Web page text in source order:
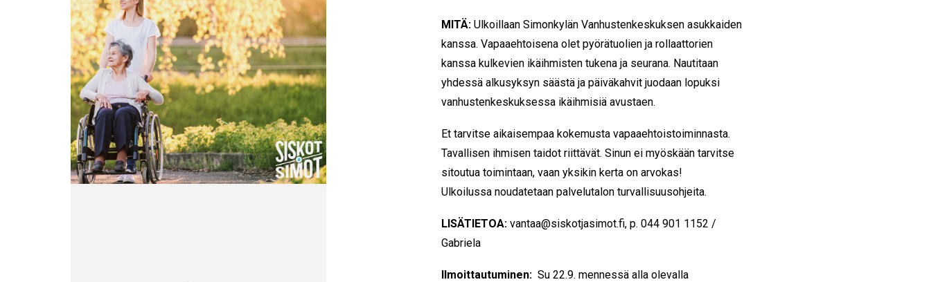
MITÄ: Ulkoillaan Simonkylän Vanhustenkeskuksen asukkaiden
kanssa. Vapaaehtoisena olet pyörätuolien ja rollaattorien
kanssa kulkevien ikäihmisten tukena ja seurana. Nautitaan
yhdessä alkusyksyn säästä ja päiväkahvit juodaan lopuksi
vanhustenkeskuksessa ikäihmisiä avustaen.
Et tarvitse aikaisempaa kokemusta vapaaehtoistoiminnasta.
Tavallisen ihmisen taidot riittävät. Sinun ei myöskään tarvitse
sitoutua toimintaan, vaan yksikin kerta on arvokas!
Ulkoilussa noudatetaan palvelutalon turvallisuusohjeita.
LISÄTIETOA: vantaa@siskotjasimot.fi, p. 044 901 1152 /
Gabriela
Ilmoittautuminen:Su 22.9. mennessä alla olevalla